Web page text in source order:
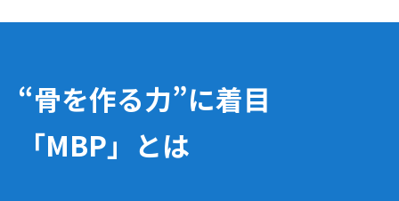
“骨を作る力”に着目
「MBP」とは